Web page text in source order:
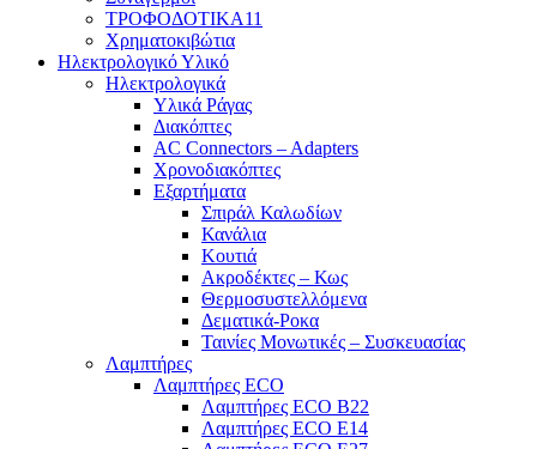
ΤΡΟΦΟΔΟΤΙΚΑ11
Χρηματοκιβώτια
Ηλεκτρολογικό Υλικό
Ηλεκτρολογικά
Υλικά Ράγας
Διακόπτες
AC Connectors – Adapters
Χρονοδιακόπτες
Εξαρτήματα
Σπιράλ Καλωδίων
Κανάλια
Κουτιά
Ακροδέκτες – Κως
Θερμοσυστελλόμενα
Δεματικά-Ροκα
Ταινίες Μονωτικές – Συσκευασίας
Λαμπτήρες
Λαμπτήρες ECO
Λαμπτήρες ECO B22
Λαμπτήρες ECO E14